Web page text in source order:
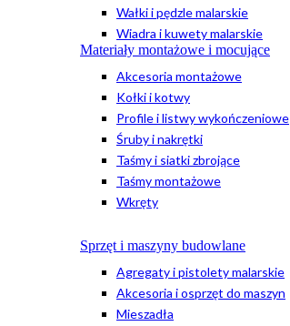
Wałki i pędzle malarskie
Wiadra i kuwety malarskie
Materiały montażowe i mocujące
Akcesoria montażowe
Kołki i kotwy
Profile i listwy wykończeniowe
Śruby i nakrętki
Taśmy i siatki zbrojące
Taśmy montażowe
Wkręty
Sprzęt i maszyny budowlane
Agregaty i pistolety malarskie
Akcesoria i osprzęt do maszyn
Mieszadła